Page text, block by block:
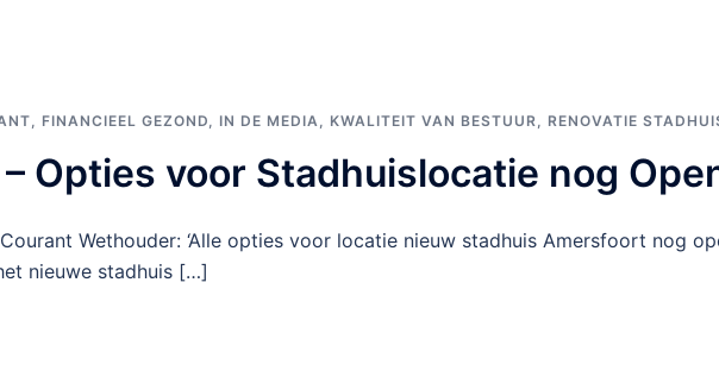
, FINANCIEEL GEZOND, IN DE MEDIA, KWALITEIT VAN BESTUUR, RENOVATIE
Opties voor Stadhuislocatie nog
Wethouder: ‘Alle opties voor locatie nieuw stadhuis Amersfoort nog
nieuwe stadhuis […]